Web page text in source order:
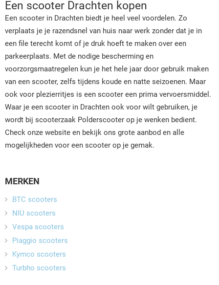
Een scooter Drachten kopen
Een scooter in Drachten biedt je heel veel voordelen. Zo
verplaats je je razendsnel van huis naar werk zonder dat je in
een file terecht komt of je druk hoeft te maken over een
parkeerplaats. Met de nodige bescherming en
voorzorgsmaatregelen kun je het hele jaar door gebruik maken
van een scooter, zelfs tijdens koude en natte seizoenen. Maar
ook voor plezierritjes is een scooter een prima vervoersmiddel.
Waar je een scooter in Drachten ook voor wilt gebruiken, je
wordt bij scooterzaak Polderscooter op je wenken bedient.
Check onze website en bekijk ons grote aanbod en alle
mogelijkheden voor een scooter op je gemak.
MERKEN
BTC scooters
NIU scooters
Vespa scooters
Piaggio scooters
Kymco scooters
Turbho scooters